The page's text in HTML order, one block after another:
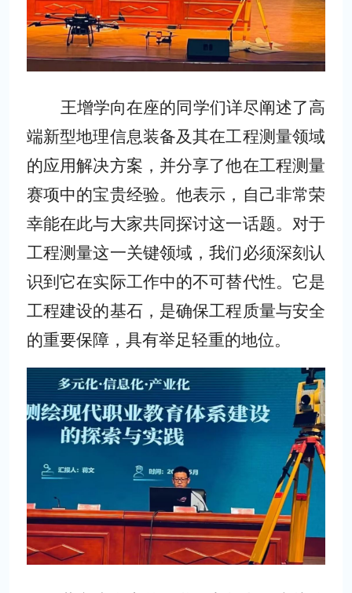
王增学向在座的同学们详尽阐述了高
端新型地理信息装备及其在工程测量领域
的应用解决方案，并分享了他在工程测量
赛项中的宝贵经验。他表示，自己非常荣
幸能在此与大家共同探讨这一话题。对于
工程测量这一关键领域，我们必须深刻认
识到它在实际工作中的不可替代性。它是
工程建设的基石，是确保工程质量与安全
的重要保障，具有举足轻重的地位。